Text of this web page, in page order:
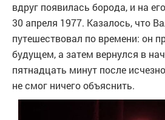
вдруг появилась борода, и на
30 апреля 1977. Казалось, что
путешествовал по времени: он
будущем, а затем вернулся в
пятнадцать минут после
не смог ничего объяснить.